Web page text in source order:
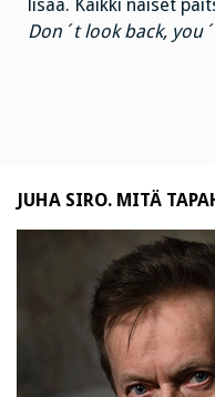
lisää. Kaikki naiset
Don´t look back,
JUHA SIRO. MITÄ